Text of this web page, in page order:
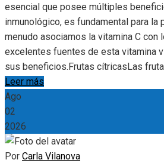
esencial que posee múltiples
inmunológico, es fundamental para
menudo asociamos la vitamina C
excelentes fuentes de esta vitamina
sus beneficios.Frutas cítricasLas
Leer más
Ago
02
2026
Por Carla Vilanova